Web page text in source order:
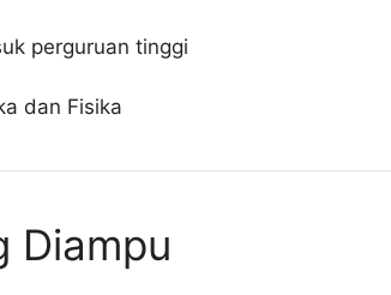
perguruan tinggi
dan Fisika
Diampu